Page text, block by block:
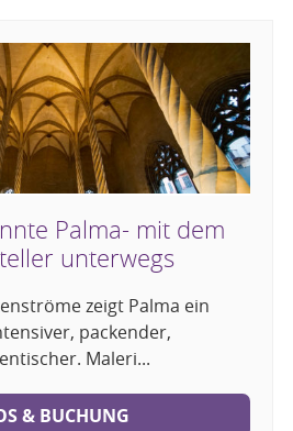
Palma- mit dem
unterwegs
zeigt Palma ein
packender,
Maleri...
& BUCHUNG